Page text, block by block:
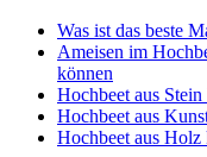
Was ist das beste
Ameisen im
können
Hochbeet aus
Hochbeet aus
Hochbeet aus Holz